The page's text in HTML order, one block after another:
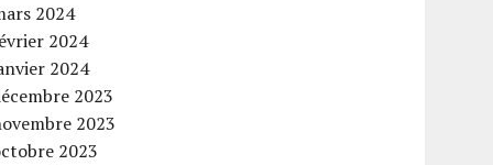
2024
2024
2024
2023
2023
2023